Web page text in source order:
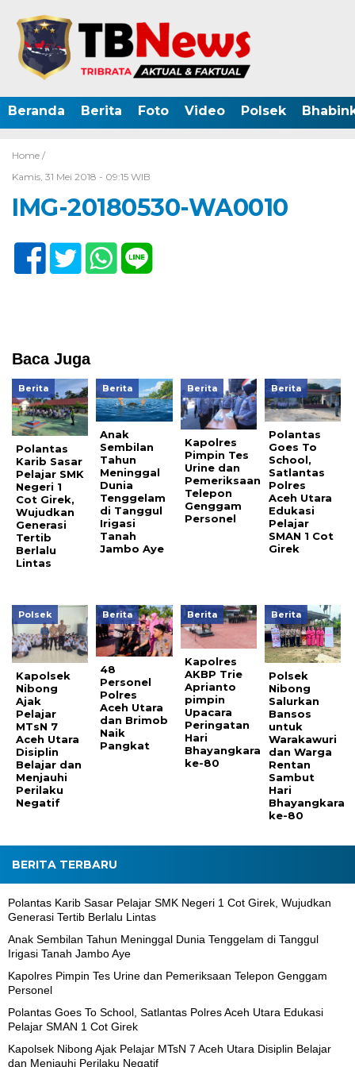
Beranda Berita Foto Video Polsek
Home /
Kamis, 31 Mei 2018 - 09:15 WIB
IMG-20180530-WA0010
Baca Juga
Berita
Polantas
Karib Sasar
Pelajar SMK
Negeri 1
Cot Girek,
Wujudkan
Generasi
Tertib
Berlalu
Lintas
Berita
Anak
Sembilan
Tahun
Meninggal
Dunia
Tenggelam
di Tanggul
Irigasi
Tanah
Jambo Aye
Berita
Kapolres
Pimpin Tes
Urine dan
Pemeriksaan
Telepon
Genggam
Personel
Berita
Polantas
Goes To
School,
Satlantas
Polres
Aceh Utara
Edukasi
Pelajar
SMAN 1 Cot
Girek
Polsek
Kapolsek
Nibong
Ajak
Pelajar
MTsN 7
Aceh Utara
Disiplin
Belajar dan
Menjauhi
Perilaku
Negatif
Berita
48
Personel
Polres
Aceh Utara
dan Brimob
Naik
Pangkat
Berita
Kapolres
AKBP Trie
Aprianto
pimpin
Upacara
Peringatan
Hari
Bhayangkara
ke-80
Berita
Polsek
Nibong
Salurkan
Bansos
untuk
Warakawuri
dan Warga
Rentan
Sambut
Hari
Bhayangkara
ke-80
BERITA TERBARU
Polantas Karib Sasar Pelajar SMK Negeri 1 Cot Girek, Wujudkan
Generasi Tertib Berlalu Lintas
Anak Sembilan Tahun Meninggal Dunia Tenggelam di Tanggul
Irigasi Tanah Jambo Aye
Kapolres Pimpin Tes Urine dan Pemeriksaan Telepon Genggam
Personel
Polantas Goes To School, Satlantas Polres Aceh Utara Edukasi
Pelajar SMAN 1 Cot Girek
Kapolsek Nibong Ajak Pelajar MTsN 7 Aceh Utara Disiplin Belajar
dan Menjauhi Perilaku Negatif